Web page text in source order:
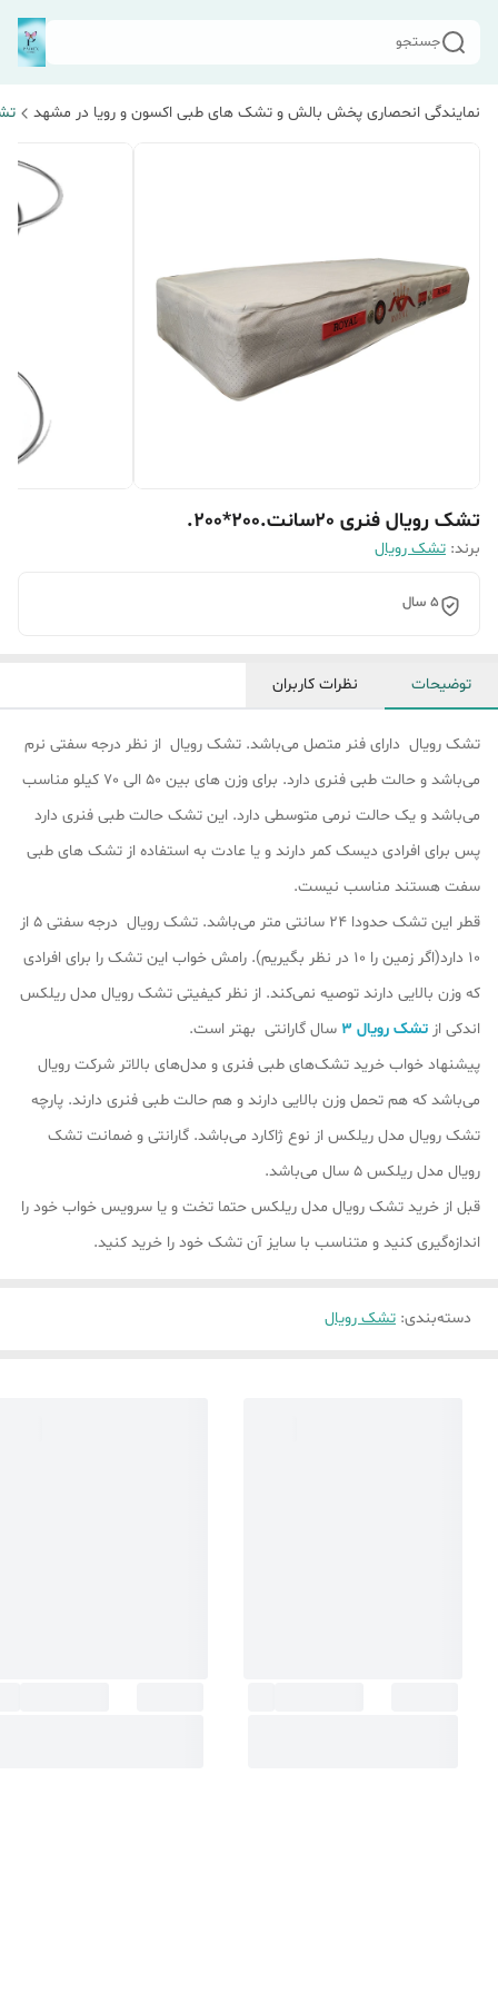
جستجو
نمایندگی انحصاری پخش بالش و تشک های طبی اکسون و رویا در مشهد
تشک رویال فنری 20سانت.200*200.
برند: تشک رویال
5 سال
توضیحات نظرات کاربران
تشک رویال دارای فنر متصل می‌باشد. تشک رویال از نظر درجه سفتی نرم
می‌باشد و حالت طبی فنری دارد. برای وزن های بین 50 الی 70 کیلو مناسب
می‌باشد و یک حالت نرمی متوسطی دارد. این تشک حالت طبی فنری دارد
پس برای افرادی دیسک کمر دارند و یا عادت به استفاده از تشک های طبی
سفت هستند مناسب نیست.
قطر این تشک حدودا 24 سانتی متر می‌باشد. تشک رویال درجه سفتی 5 از
10 دارد(اگر زمین را 10 در نظر بگیریم). رامش خواب این تشک را برای افرادی
که وزن بالایی دارند توصیه نمی‌کند. از نظر کیفیتی تشک رویال مدل ریلکس
اندکی از تشک رویال 3
سال گارانتی بهتر است.
پیشنهاد خواب خرید تشک‌های طبی فنری و مدل‌های بالاتر شرکت رویال
می‌باشد که هم تحمل وزن بالایی دارند و هم حالت طبی فنری دارند. پارچه
تشک رویال مدل ریلکس از نوع ژاکارد می‌باشد. گارانتی و ضمانت تشک
رویال مدل ریلکس 5 سال می‌باشد.
قبل از خرید تشک رویال مدل ریلکس حتما تخت و یا سرویس خواب خود را
اندازه‌گیری کنید و متناسب با سایز آن تشک خود را خرید کنید.
دسته‌بندی: تشک رویال